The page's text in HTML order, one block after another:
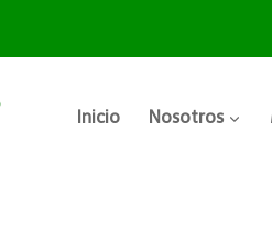
Inicio Nosotros